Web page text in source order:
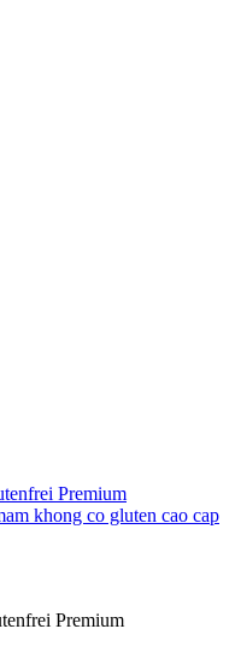
Premium
khong co gluten cao cap
Premium